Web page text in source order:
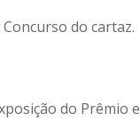
do cartaz.
do Prêmio